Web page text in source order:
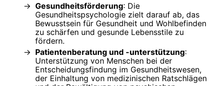
Gesundheitsförderung: Die
Gesundheitspsychologie zielt darauf ab, das
Bewusstsein für Gesundheit und Wohlbefinden
zu schärfen und gesunde Lebensstile zu
fördern.
Patientenberatung und -unterstützung:
Unterstützung von Menschen bei der
Entscheidungsfindung im Gesundheitswesen,
der Einhaltung von medizinischen Ratschlägen